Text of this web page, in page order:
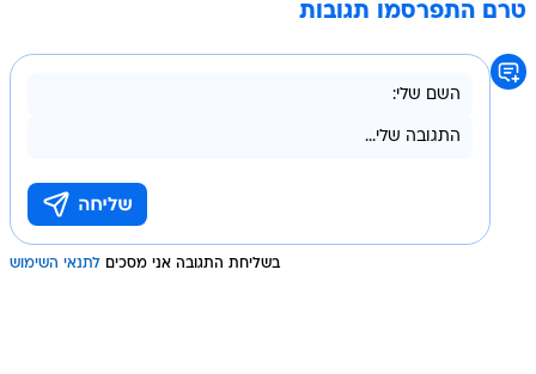
טרם התפרסמו תגובות
בשליחת התגובה אני מסכים לתנאי השימוש